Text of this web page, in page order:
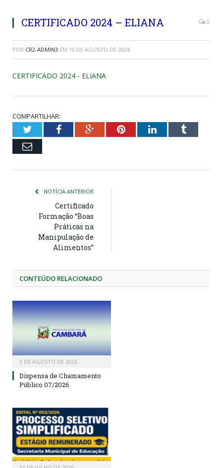
CERTIFICADO 2024 – ELIANA 0
POR CR2-ADMIN3 EM 19 DE AGOSTO DE 2024
CERTIFICADO 2024 - ELIANA
COMPARTILHAR:
TwitterFacebookGoogle+PinterestLinkedInTumblr
Email
NOTÍCIA ANTERIOR
Certificado
Formação “Boas
Práticas na
Manipulação de
Alimentos”
CONTEÚDO RELACIONADO
3 DE AGOSTO DE 2026
Dispensa de Chamamento
Público 07/2026